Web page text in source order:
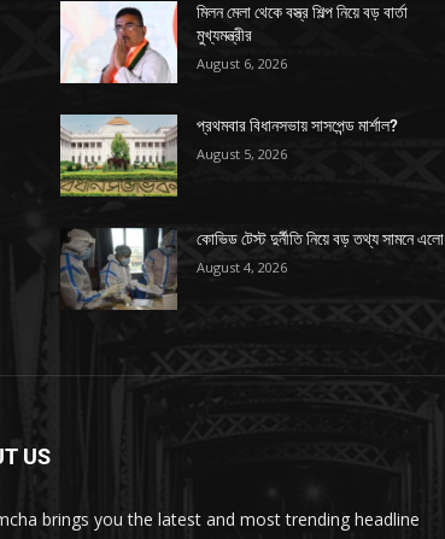
মিলন মেলা থেকে বস্ত্র শিল্প নিয়ে বড় বার্তা
মুখ্যমন্ত্রীর
August 6, 2026
প্রথমবার বিধানসভায় সাসপেন্ড মার্শাল?
August 5, 2026
কোভিড টেস্ট দুর্নীতি নিয়ে বড় তথ্য সামনে এলো
August 4, 2026
US
brings you the latest and most trending headline